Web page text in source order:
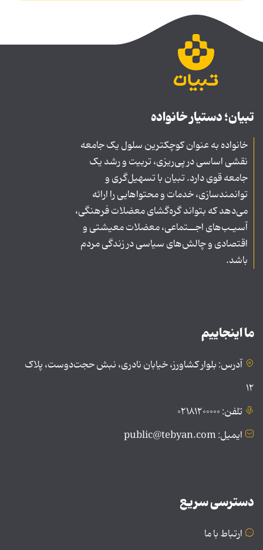
تبیان؛ دستیار خانواده
خانواده به عنوان کوچکترین سلول یک جامعه
نقشی اساسی در پی‌ریزی، تربیت و رشد یک
جامعه قوی دارد. تبیان با تسهیل‌گری و
توانمندسازی، خدمات و محتواهایی را ارائه
می‌دهد که بتواند گره‌گشای معضلات فرهنگی،
آسیـب‌های اجــتماعی، معضلات معیشتی و
اقتصادی و چالش‌های سیاسی در زندگی مردم
باشد.
ما اینجاییم
آدرس: بلوار کشاورز، خیابان نادری، نبش حجت‌دوست، پلاک
۱۲
تلفن: ۰۲۱۸۱۲۰۰۰۰۰
ایمیل: public@tebyan.com
دسترسی سریع
ارتباط با ما